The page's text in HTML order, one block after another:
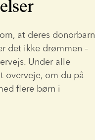
at deres donorbarn
det ikke drømmen –
Under alle
om du på
flere børn i